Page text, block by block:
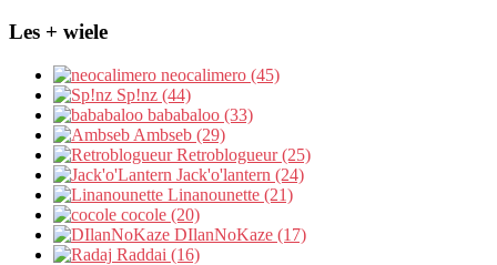
Les + wiele
neocalimero (45)
Sp!nz (44)
bababaloo (33)
Ambseb (29)
Retroblogueur (25)
Jack'o'lantern (24)
Linanounette (21)
cocole (20)
DIlanNoKaze (17)
Raddai (16)